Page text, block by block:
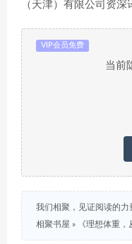
（天津）有限公司资深
VIP会员免费
当前
我们相聚，见证阅读的力
相聚书屋 » 《理想体重，